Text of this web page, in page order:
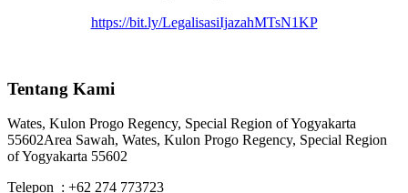
https://bit.ly/LegalisasiIjazahMTsN1KP
Tentang Kami
Wates, Kulon Progo Regency, Special Region of Yogyakarta
55602Area Sawah, Wates, Kulon Progo Regency, Special Region
of Yogyakarta 55602
Telepon : +62 274 773723